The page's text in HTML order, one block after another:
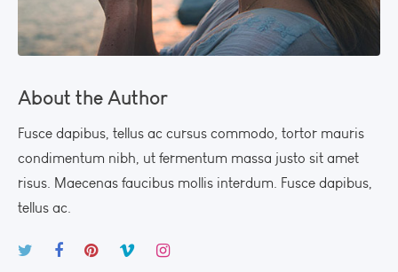
About the Author
Fusce dapibus, tellus ac cursus commodo, tortor mauris
condimentum nibh, ut fermentum massa justo sit amet
risus. Maecenas faucibus mollis interdum. Fusce dapibus,
tellus ac.